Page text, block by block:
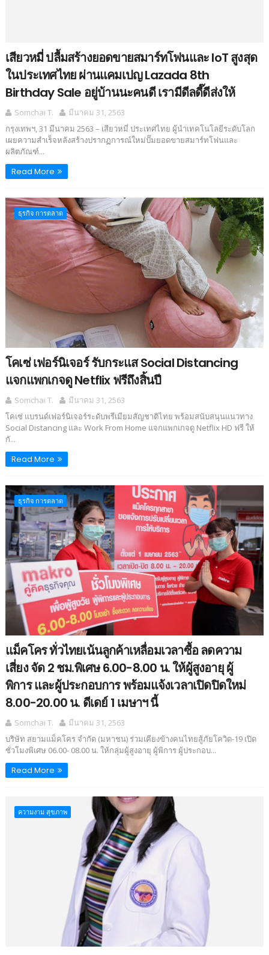
เสียวหมี่ ปลื้มสร้างยอดขายสมาร์ทโฟนและ IoT สูงสุด
ในประเทศไทย ผ่านแคมเปญ Lazada 8th
Birthday Sale อยู่บ้านนะคนดี เรามีดีลดี๊ดีส่งให้
Somchai T.
มีนาคม 31, 2563
กรุงเทพฯ, 31 มีนาคม 2563 – เสียวหมี่ ประเทศไทย ผู้นำเทคโนโลยีระดับโลก
เผยความสำเร็จหลังสร้างปรากฏการณ์ใหม่ปั๊มยอดขายสมาร์ทโฟนและ
ผลิตภัณฑ์...
Read More
ธุรกิจ การตลาด
โคเซ่ เฟอร์นิเจอร์ รับกระแส Social Distancing
แจกแพกเกจดู Netflix ฟรีถึงสิ้นปี
Somchai T.
มีนาคม 31, 2563
โคเซ่ แบรนด์เฟอร์นิเจอร์ระดับพรีเมียมสัญชาติไทย พร้อมสนับสนุนแนวทาง
Social Distancing และ Work From Home แจกแพกเกจดู Netflix HD ฟรี ให้
กั...
Read More
ธุรกิจ การตลาด
แม็คโคร ทั่วไทยเน้นลูกค้าเหลื่อมเวลาซื้อ ลดความ
เสี่ยง จัด 2 ชม.พิเศษ 6.00-8.00 น. ให้ผู้สูงอายุ ผู้
พิการ และผู้ประกอบการ พร้อมแจ้งเวลาเปิดปิดใหม่
8.00-20.00 น. ดีเดย์ 1 เมษาฯ นี้
Somchai T.
มีนาคม 31, 2563
บริษัท สยามแม็คโคร จำกัด (มหาชน) ร่วมเคียงข้างคนไทยสู้ภัยโควิด-19 เปิด
ชั่วโมงพิเศษ 06.00- 08.00 น. ให้กลุ่มผู้สูงอายุ ผู้พิการ ผู้ประกอบ...
Read More
ความงาม สุขภาพ